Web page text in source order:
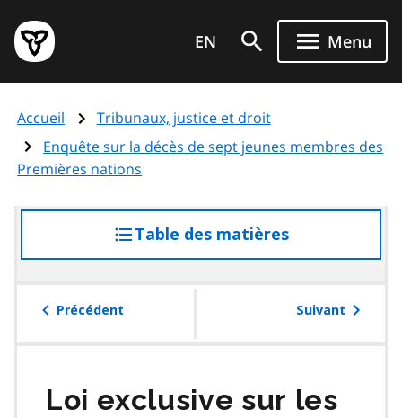
au
contenu
principal
Page
d'accueil
de
l'Ontario
EN Menu
Accueil
Tribunaux, justice et droit
Enquête sur la décès de sept jeunes membres des
Premières nations
Table des matières
à
table
Précédent Suivant
Loi exclusive sur les